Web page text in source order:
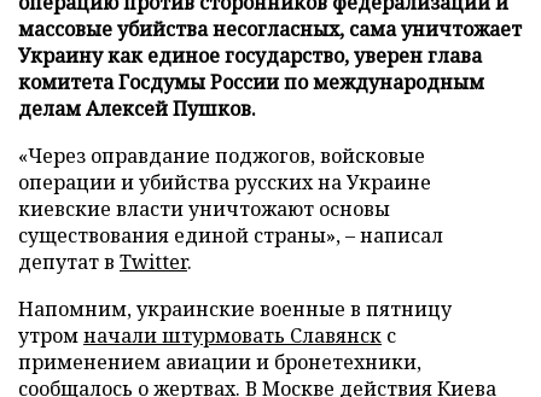
массовые убийства несогласных, сама уничтожает
Украину как единое государство, уверен глава
комитета Госдумы России по международным
делам Алексей Пушков.
«Через оправдание поджогов, войсковые
операции и убийства русских на Украине
киевские власти уничтожают основы
существования единой страны», – написал
депутат в Twitter.
Напомним, украинские военные в пятницу
утромначали штурмовать Славянск с
применением авиации и бронетехники,
сообщалось о жертвах. В Москве действия Киева